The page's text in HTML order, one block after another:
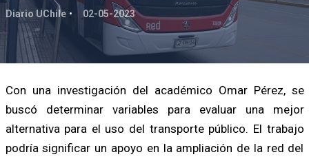
Diario UChile 02-05-2023
Con una investigación del académico Omar Pérez, se
buscó determinar variables para evaluar una mejor
alternativa para el uso del transporte público. El trabajo
podría significar un apoyo en la ampliación de la red del